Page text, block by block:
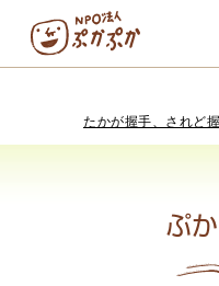
たかが握手、されど
ぷ